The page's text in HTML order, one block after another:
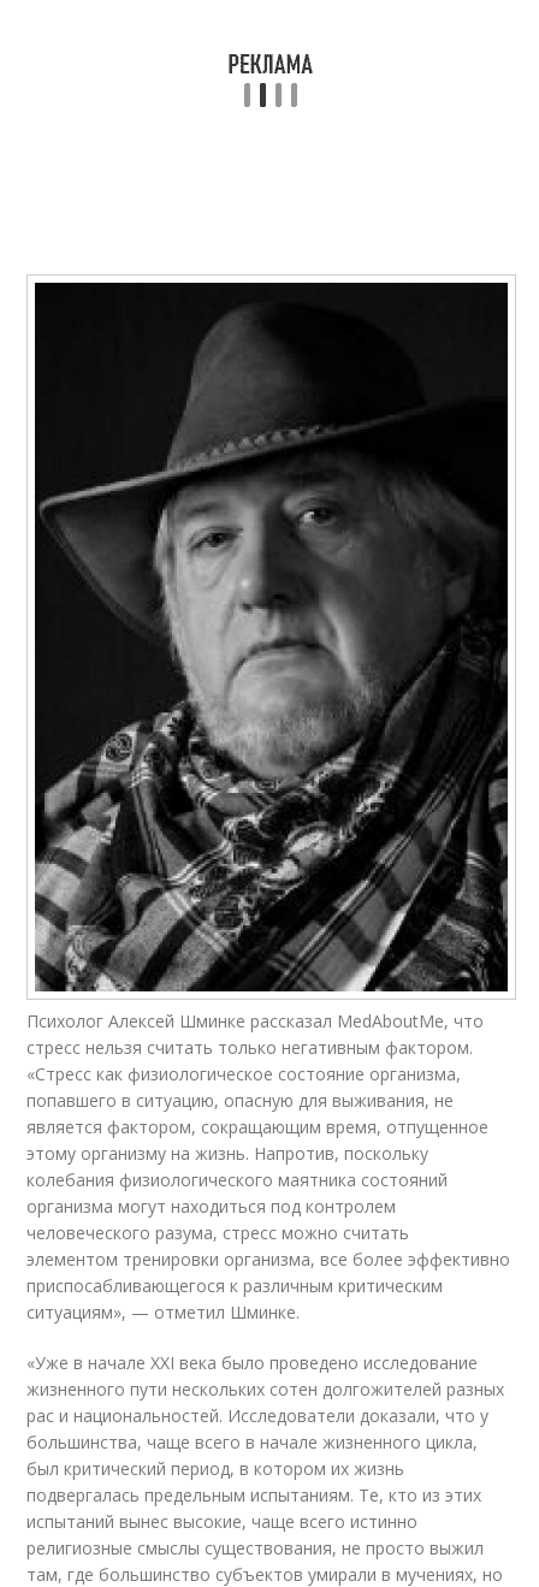
Психолог Алексей Шминке рассказал MedAboutMe, что
стресс нельзя считать только негативным фактором.
«Стресс как физиологическое состояние организма,
попавшего в ситуацию, опасную для выживания, не
является фактором, сокращающим время, отпущенное
этому организму на жизнь. Напротив, поскольку
колебания физиологического маятника состояний
организма могут находиться под контролем
человеческого разума, стресс можно считать
элементом тренировки организма, все более эффективно
приспосабливающегося к различным критическим
ситуациям», — отметил Шминке.
«Уже в начале ХХI века было проведено исследование
жизненного пути нескольких сотен долгожителей разных
рас и национальностей. Исследователи доказали, что у
большинства, чаще всего в начале жизненного цикла,
был критический период, в котором их жизнь
подвергалась предельным испытаниям. Те, кто из этих
испытаний вынес высокие, чаще всего истинно
религиозные смыслы существования, не просто выжил
там, где большинство субъектов умирали в мучениях, но